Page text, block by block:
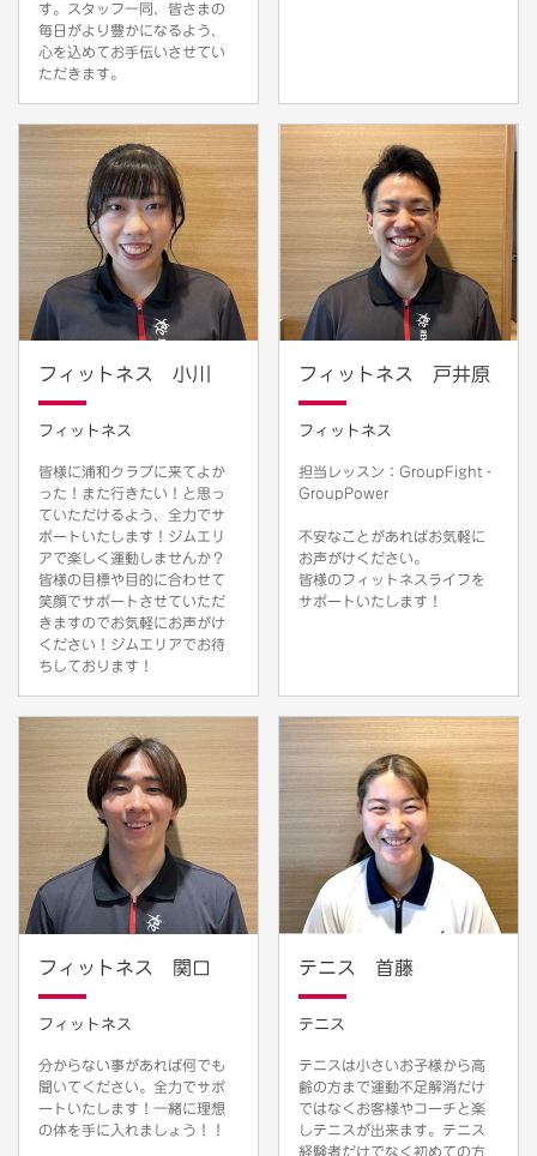
す。スタッフ一同、皆さまの
毎日がより豊かになるよう、
心を込めてお手伝いさせてい
ただきます。
フィットネス 小川
フィットネス
皆様に浦和クラブに来てよか
った！また行きたい！と思っ
ていただけるよう、全力でサ
ポートいたします！ジムエリ
アで楽しく運動しませんか？
皆様の目標や目的に合わせて
笑顔でサポートさせていただ
きますのでお気軽にお声がけ
ください！ジムエリアでお待
ちしております！
フィットネス 戸井原
フィットネス
担当レッスン：GroupFight・
GroupPower
不安なことがあればお気軽に
お声がけください。
皆様のフィットネスライフを
サポートいたします！
フィットネス 関口
フィットネス
分からない事があれば何でも
聞いてください。全力でサポ
ートいたします！一緒に理想
の体を手に入れましょう！！
テニス 首藤
テニス
テニスは小さいお子様から高
齢の方まで運動不足解消だけ
ではなくお客様やコーチと楽
しテニスが出来ます。テニス
経験者だけでなく初めての方